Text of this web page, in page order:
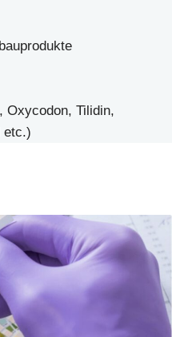
Oxycodon, Tilidin,
etc.)